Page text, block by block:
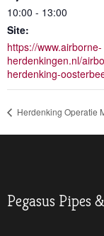
10:00 - 13:00
Site:
https://www.airborne-
herdenkingen.nl/
herdenking-
Herdenking Operatie
Pegasus Pipes